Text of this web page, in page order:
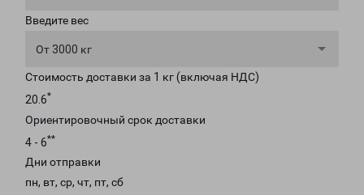
Введите вес
От 3000 кг
Стоимость доставки за 1 кг (включая НДС)
20.6*
Ориентировочный срок доставки
4 - 6**
Дни отправки
пн, вт, ср, чт, пт, сб